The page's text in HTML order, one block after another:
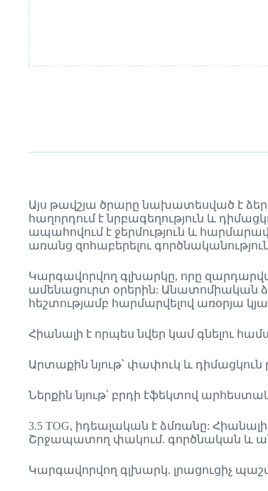
Այս թավշյա ծրարը նախատեսված է
հաղորդում է նրբագեղություն և
ապահովում է ջերմություն և
առանց զոհաբերելու
Կարգավորվող գլխարկը, որը
ամենացուրտ օրերին: Անատոմիական
հեշտությամբ հարմարվելով առօրյա
Հիանալի է որպես նվեր կամ գնելու
Արտաքին նյութ՝ փափուկ և դիմացկուն
Ներքին նյութ՝ բրդի էֆեկտով
3.5 TOG, իդեալական է ձմռանը:
Շրջապատող փակում. գործնական և
Կարգավորվող գլխարկ. լրացուցիչ